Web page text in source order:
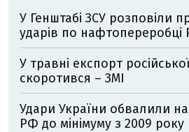
У Генштабі ЗСУ розповіли
ударів по нафтопереробці
У травні експорт
скоротився – ЗМІ
Удари України обвалили
РФ до мінімуму з 2009 року